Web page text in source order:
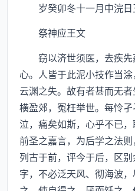
岁癸卯冬十一月中浣日
祭神应王文
窃以济世须医，去疾先
心。人皆于此泥小技作当
云渊之失。故有者甚而无
横盈郊，冤枉举世。每怜
泣，痛矣如斯，心乎不已
前圣之嘉言，为后学之法则
列古于前，评今于后，区
字，不必泛天风、彻海波